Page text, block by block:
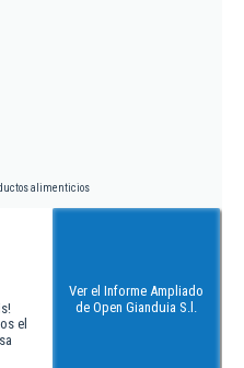
alimenticios
el
Ver el Informe Ampliado
de Open Gianduia S.l.